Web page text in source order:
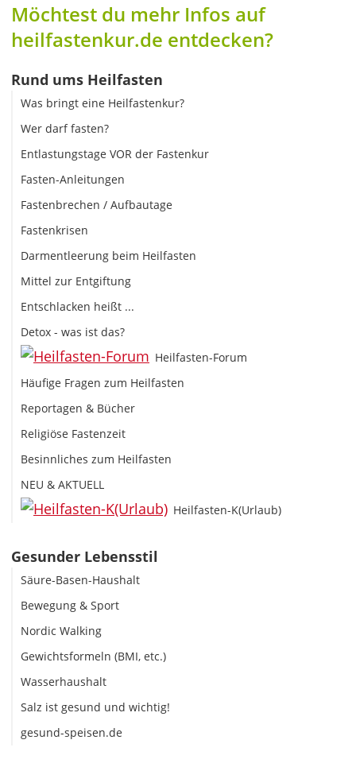
Möchtest du mehr Infos auf
heilfastenkur.de entdecken?
Rund ums Heilfasten
Was bringt eine Heilfastenkur?
Wer darf fasten?
Entlastungstage VOR der Fastenkur
Fasten-Anleitungen
Fastenbrechen / Aufbautage
Fastenkrisen
Darmentleerung beim Heilfasten
Mittel zur Entgiftung
Entschlacken heißt ...
Detox - was ist das?
Heilfasten-Forum
Häufige Fragen zum Heilfasten
Reportagen & Bücher
Religiöse Fastenzeit
Besinnliches zum Heilfasten
NEU & AKTUELL
Heilfasten-K(Urlaub)
Gesunder Lebensstil
Säure-Basen-Haushalt
Bewegung & Sport
Nordic Walking
Gewichtsformeln (BMI, etc.)
Wasserhaushalt
Salz ist gesund und wichtig!
gesund-speisen.de